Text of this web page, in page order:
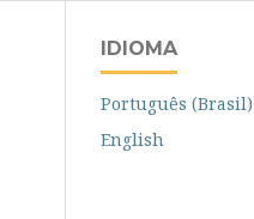
IDIOMA
Português (Brasil)
English